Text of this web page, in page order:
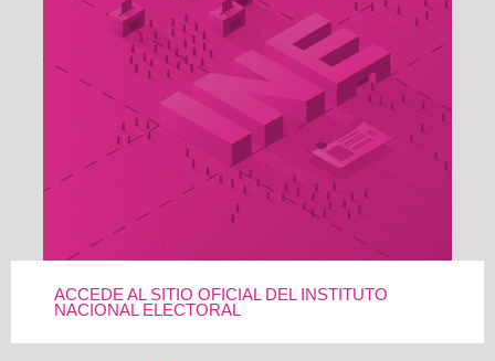
ACCEDE AL SITIO OFICIAL DEL INSTITUTO
NACIONAL ELECTORAL